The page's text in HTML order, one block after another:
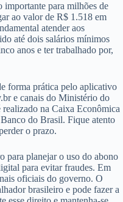
importante para milhões de
ao valor de R$ 1.518 em
atender aos
até dois salários mínimos
anos e ter trabalhado por,
forma prática pelo aplicativo
e canais do Ministério do
na Caixa Econômica
do Brasil. Fique atento
o prazo.
para planejar o uso do abono
para evitar fraudes. Em
oficiais do governo. O
brasileiro e pode fazer a